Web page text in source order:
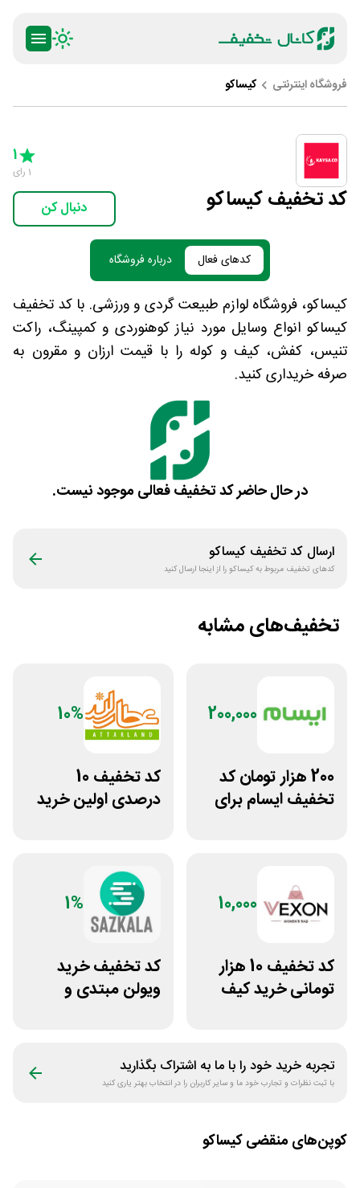
فروشگاه اینترنتی کیساکو
کد تخفیف کیساکو
5 Stars
1
1 رای
دنبال کن
کدهای فعال درباره فروشگاه
کیساکو، فروشگاه لوازم طبیعت گردی و ورزشی. با کد تخفیف
کیساکو انواع وسایل مورد نیاز کوهنوردی و کمپینگ، راکت
تنیس، کفش، کیف و کوله را با قیمت ارزان و مقرون به
صرفه خریداری کنید.
در حال حاضر کد تخفیف فعالی موجود نیست.
ارسال کد تخفیف کیساکو
کدهای تخفیف مربوط بهکیساکورا از اینجا ارسال کنید
تخفیف‌های مشابه
200,000
200 هزار تومان کد
تخفیف ایسام برای
10%
کد تخفیف 10
درصدی اولین خرید
10,000
کد تخفیف 10 هزار
تومانی خرید کیف
1%
کد تخفیف خرید
ویولن مبتدی و
تجربه خرید خود را با ما به اشتراک بگذارید
با ثبت نظرات و تجارب خود ما و سایر کاربران را در انتخاب بهتر یاری کنید
کوپن‌های منقضیکیساکو